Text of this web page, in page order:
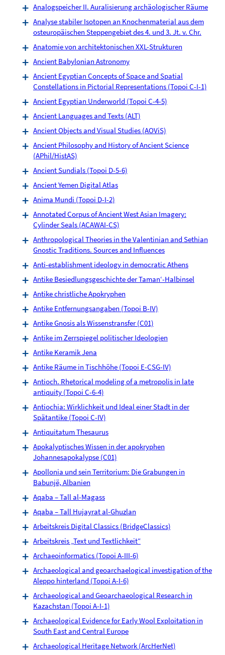
Analogspeicher II. Auralisierung archäologischer Räume
Analyse stabiler Isotopen an Knochenmaterial aus dem
osteuropäischen Steppengebiet des 4. und 3. Jt. v. Chr.
Anatomie von architektonischen XXL-Strukturen
Ancient Babylonian Astronomy
Ancient Egyptian Concepts of Space and Spatial
Constellations in Pictorial Representations (Topoi C-I-1)
Ancient Egyptian Underworld (Topoi C-4-5)
Ancient Languages and Texts (ALT)
Ancient Objects and Visual Studies (AOViS)
Ancient Philosophy and History of Ancient Science
(APhil/HistAS)
Ancient Sundials (Topoi D-5-6)
Ancient Yemen Digital Atlas
Anima Mundi (Topoi D-I-2)
Annotated Corpus of Ancient West Asian Imagery:
Cylinder Seals (ACAWAI-CS)
Anthropological Theories in the Valentinian and Sethian
Gnostic Traditions. Sources and Influences
Anti-establishment ideology in democratic Athens
Antike Besiedlungsgeschichte der Taman‘-Halbinsel
Antike christliche Apokryphen
Antike Entfernungsangaben (Topoi B-IV)
Antike Gnosis als Wissenstransfer (C01)
Antike im Zerrspiegel politischer Ideologien
Antike Keramik Jena
Antike Räume in Tischhöhe (Topoi E-CSG-IV)
Antioch. Rhetorical modeling of a metropolis in late
antiquity (Topoi C-6-4)
Antiochia: Wirklichkeit und Ideal einer Stadt in der
Spätantike (Topoi C-IV)
Antiquitatum Thesaurus
Apokalyptisches Wissen in der apokryphen
Johannesapokalypse (C01)
Apollonia und sein Territorium: Die Grabungen in
Babunjë, Albanien
Aqaba – Tall al-Magass
Aqaba – Tall Hujayrat al-Ghuzlan
Arbeitskreis Digital Classics (BridgeClassics)
Arbeitskreis „Text und Textlichkeit“
Archaeoinformatics (Topoi A-III-6)
Archaeological and geoarchaelogical investigation of the
Aleppo hinterland (Topoi A-I-6)
Archaeological and Geoarchaeological Research in
Kazachstan (Topoi A-I-1)
Archaeological Evidence for Early Wool Exploitation in
South East and Central Europe
Archaeological Heritage Network (ArcHerNet)